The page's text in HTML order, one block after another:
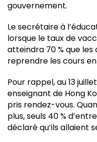
gouvernement.
Le secrétaire à
lorsque le taux de
atteindra 70 % que
reprendre les cours
Pour rappel, au 13
enseignant de Hong
pris rendez-vous.
plus, seuls 40 %
déclaré qu’ils allaient